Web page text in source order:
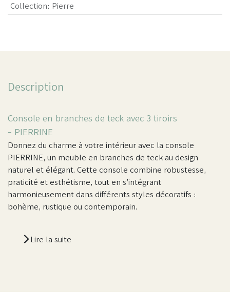
Collection: Pierre
Description
Console en branches de teck avec 3 tiroirs
- PIERRINE
Donnez du charme à votre intérieur avec la console
PIERRINE, un meuble en branches de teck au design
naturel et élégant. Cette console combine robustesse,
praticité et esthétisme, tout en s’intégrant
harmonieusement dans différents styles décoratifs :
bohème, rustique ou contemporain.
Lire la suite